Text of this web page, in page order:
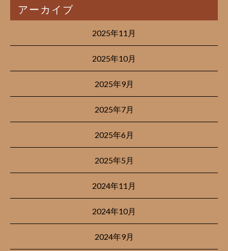
アーカイブ
2025年11月
2025年10月
2025年9月
2025年7月
2025年6月
2025年5月
2024年11月
2024年10月
2024年9月